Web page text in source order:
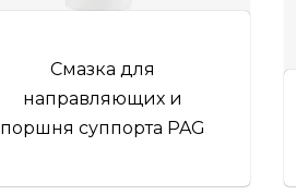
Смазка для
направляющих и
поршня суппорта PAG